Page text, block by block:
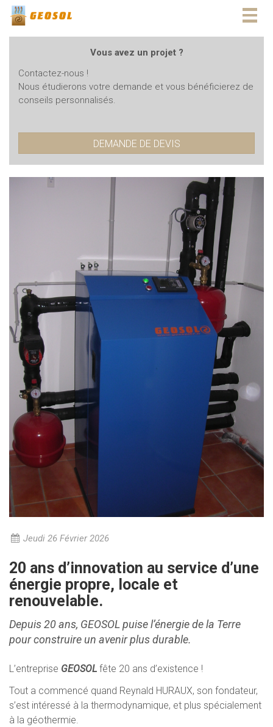
Vous avez un projet ?
Contactez-nous !
Nous étudierons votre demande et vous bénéficierez de
conseils personnalisés.
DEMANDE DE DEVIS
Jeudi 26 Février 2026
20 ans d’innovation au service d’une
énergie propre, locale et
renouvelable.
Depuis 20 ans, GEOSOLpuise l’énergie de la Terre
pour construire un avenir plus durable.
L’entreprise GEOSOL fête 20 ans d’existence !
Tout a commencé quand Reynald HURAUX, son fondateur,
s’est intéressé à la thermodynamique, et plus spécialement
à la géothermie.